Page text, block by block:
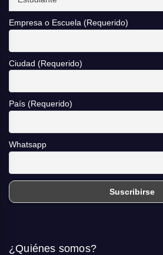
Empresa o Escuela (Requerido)
Ciudad (Requerido)
País (Requerido)
Whatsapp
¿Quiénes somos?